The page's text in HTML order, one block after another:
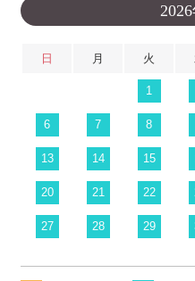
日 月 火
1
6 7 8
13 14 15
20 21 22
27 28 29